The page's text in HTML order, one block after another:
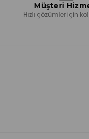
Müşteri
Hızlı çözümler için